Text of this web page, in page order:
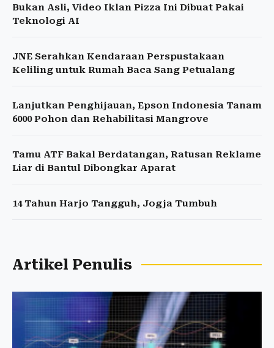
Bukan Asli, Video Iklan Pizza Ini Dibuat Pakai
Teknologi AI
JNE Serahkan Kendaraan Perspustakaan
Keliling untuk Rumah Baca Sang Petualang
Lanjutkan Penghijauan, Epson Indonesia Tanam
6000 Pohon dan Rehabilitasi Mangrove
Tamu ATF Bakal Berdatangan, Ratusan Reklame
Liar di Bantul Dibongkar Aparat
14 Tahun Harjo Tangguh, Jogja Tumbuh
Artikel Penulis